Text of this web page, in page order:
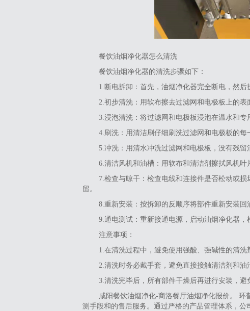
餐饮油烟净化器怎么清洗
‌餐饮油烟净化器的清洗步骤如下‌：‌
1‌.断电拆卸‌：首先，油烟净化器完全断电，然
‌2.初步清洗‌：用软布擦去过滤网和电极板上的表
‌3.浸泡清洗‌：将过滤网和电极板浸泡在温水和专
‌4.刷洗‌：用清洁刷仔细刷洗过滤网和电极板的每
‌5.冲洗‌：用清水冲洗过滤网和电极板，没有残留
‌6.清洁风机和油槽‌：用软布和清洁剂擦拭风机
‌7.检查与晾干‌：检查电线和连接件是否松动或
留。
‌8.重新安装‌：按拆卸的反顺序将部件重新安装回
‌9.通电测试‌：重新接通电源，启动油烟净化器，
‌注意事项‌：
1.在清洗过程中，避免使用强酸、强碱性的清洗
2.清洗时务必戴手套，避免直接接触清洁剂和油
3.清洗完毕后，所有部件干燥后再进行安装，避
咸阳餐饮油烟净化-商洛餐厅油烟净化报价。
测手段和的售后服务。通过严格的产品管理体系，